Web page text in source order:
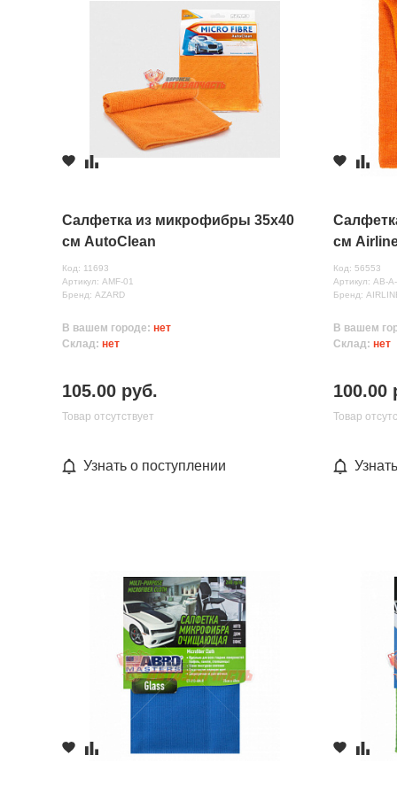
Салфетка из микрофибры 35х40
см AutoClean
Код: 11693
Артикул: AMF-01
Бренд: AZARD
В вашем городе: нет
Склад: нет
105.00 руб.
Товар отсутствует
Узнать о поступлении
см
Код: 56553
Артикул: AB-
Бренд:
В вашем
Склад:нет
100.00
Товар